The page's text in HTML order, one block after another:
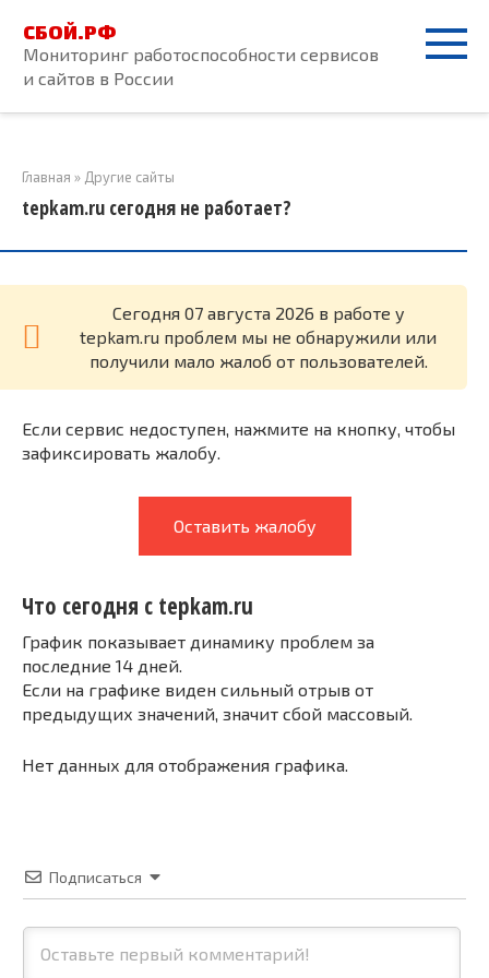
контенту
СБОЙ.РФ
Мониторинг работоспособности сервисов
и сайтов в России
Главная » Другие сайты
tepkam.ru сегодня не работает?
Cегодня 07 августа 2026 в работе у
tepkam.ru проблем мы не обнаружили или
получили мало жалоб от пользователей.
Если сервис недоступен, нажмите на кнопку, чтобы
зафиксировать жалобу.
Оставить жалобу
Что сегодня с tepkam.ru
График показывает динамику проблем за
последние 14 дней.
Если на графике виден сильный отрыв от
предыдущих значений, значит сбой массовый.
Нет данных для отображения графика.
Подписаться